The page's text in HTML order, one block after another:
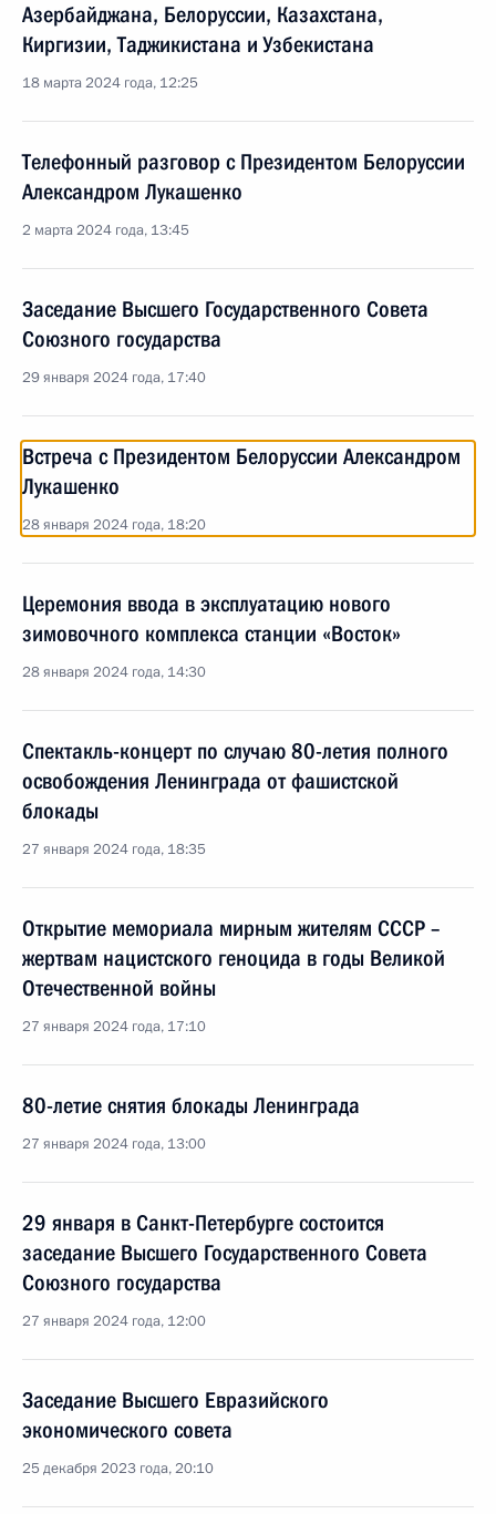
Азербайджана, Белоруссии, Казахстана,
Киргизии, Таджикистана и Узбекистана
18 марта 2024 года, 12:25
Телефонный разговор с Президентом Белоруссии
Александром Лукашенко
2 марта 2024 года, 13:45
Заседание Высшего Государственного Совета
Союзного государства
29 января 2024 года, 17:40
Встреча с Президентом Белоруссии Александром
Лукашенко
28 января 2024 года, 18:20
Церемония ввода в эксплуатацию нового
зимовочного комплекса станции «Восток»
28 января 2024 года, 14:30
Спектакль-концерт по случаю 80-летия полного
освобождения Ленинграда от фашистской
блокады
27 января 2024 года, 18:35
Открытие мемориала мирным жителям СССР –
жертвам нацистского геноцида в годы Великой
Отечественной войны
27 января 2024 года, 17:10
80-летие снятия блокады Ленинграда
27 января 2024 года, 13:00
29 января в Санкт-Петербурге состоится
заседание Высшего Государственного Совета
Союзного государства
27 января 2024 года, 12:00
Заседание Высшего Евразийского
экономического совета
25 декабря 2023 года, 20:10